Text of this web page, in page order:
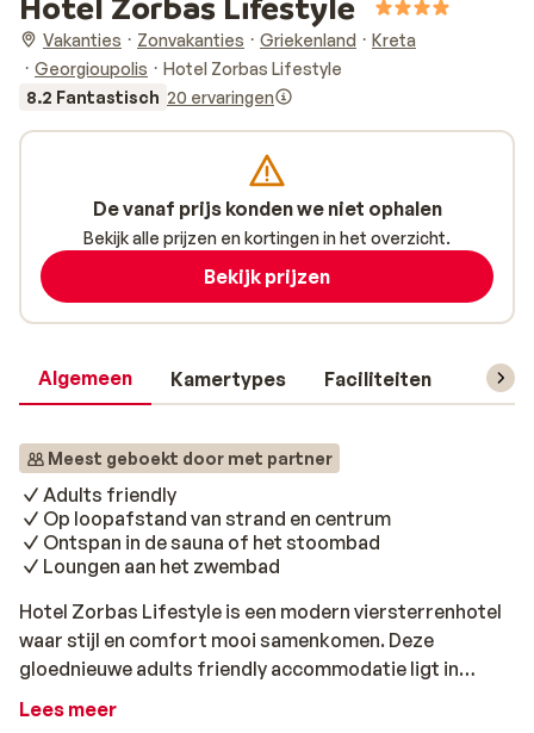
Vakanties Zonvakanties Griekenland
Kreta
Georgioupolis
Hotel Zorbas Lifestyle
8.2 Fantastisch 20 ervaringen
Algemeen Kamertypes Faciliteiten
Meest geboekt door met partner
Adults friendly
Op loopafstand van strand en centrum
Ontspan in de sauna of het stoombad
Loungen aan het zwembad
Hotel Zorbas Lifestyle is een modern viersterrenhotel
waar stijl en comfort mooi samenkomen. Deze
gloednieuwe adults friendly accommodatie ligt in
Georgioupolis, een klein dorpje waar je binnen een paar
Lees meer
De vanaf prijs konden we niet ophalen
Bekijk alle prijzen en kortingen in het overzicht.
Bekijk prijzen